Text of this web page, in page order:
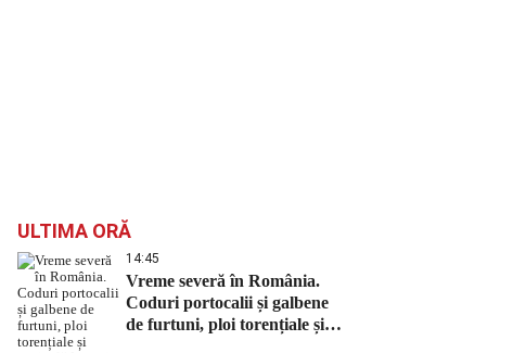
ULTIMA ORĂ
14:45
Vreme severă în România.
Coduri portocalii și galbene
de furtuni, ploi torențiale și